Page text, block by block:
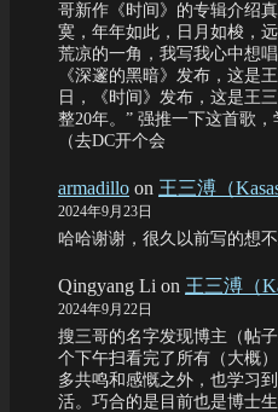
哥新作《时间》的专辑介绍
寞，年年如此，日月如梭，
荒凉的一角，我写我心中想
《深邃的黑暗》发布，这是
日，《时间》发布，这是王
整20年。” 强推一下这首歌
（去DC开个会
armadillo on 王三溥（
2024年9月23日
哈哈谢谢，很久以前写的想
Qingyang Li on 王三溥（
2024年9月22日
搜三哥的名字发现博主（帖
个下午扫看完了所有（大概
多共鸣和感慨之外，也学习
活。巧合的是目前也是博士